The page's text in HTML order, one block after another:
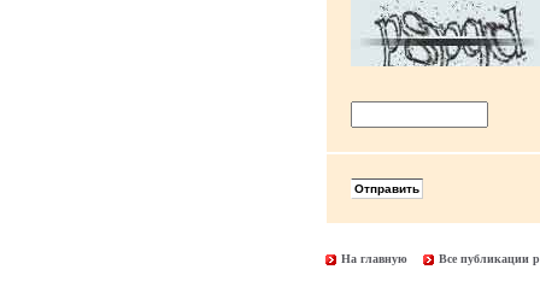
На главную Все публикации